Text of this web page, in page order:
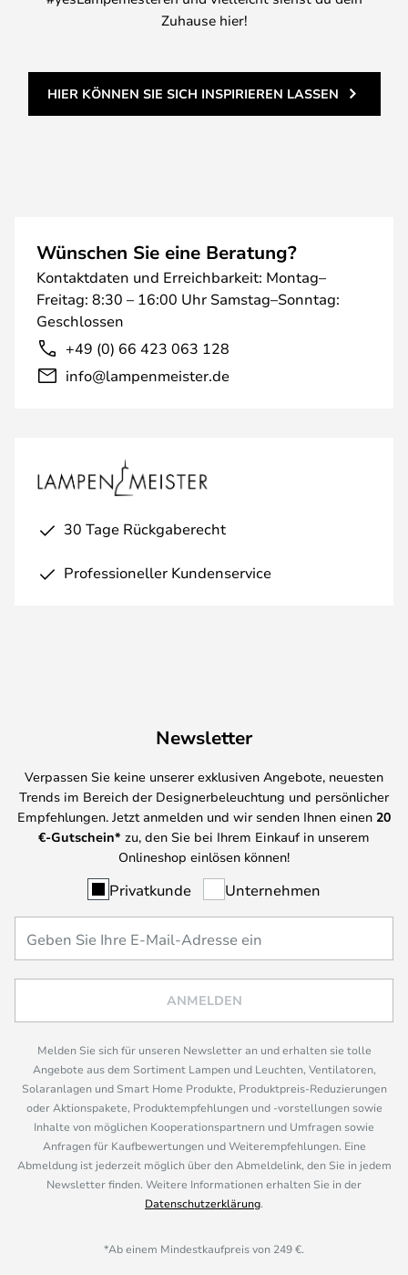
Zuhause hier!
HIER KÖNNEN SIE SICH INSPIRIEREN LASSEN
Wünschen Sie eine Beratung?
Kontaktdaten und Erreichbarkeit: Montag–
Freitag: 8:30 – 16:00 Uhr Samstag–Sonntag:
Geschlossen
+49 (0) 66 423 063 128
info@lampenmeister.de
30 Tage Rückgaberecht
Professioneller Kundenservice
Newsletter
Verpassen Sie keine unserer exklusiven Angebote, neuesten
Trends im Bereich der Designerbeleuchtung und persönlicher
Empfehlungen. Jetzt anmelden und wir senden Ihnen einen 20
€-Gutschein* zu, den Sie bei Ihrem Einkauf in unserem
Onlineshop einlösen können!
Privatkunde Unternehmen
ANMELDEN
Melden Sie sich für unseren Newsletter an und erhalten sie tolle
Angebote aus dem Sortiment Lampen und Leuchten, Ventilatoren,
Solaranlagen und Smart Home Produkte, Produktpreis-Reduzierungen
oder Aktionspakete, Produktempfehlungen und -vorstellungen sowie
Inhalte von möglichen Kooperationspartnern und Umfragen sowie
Anfragen für Kaufbewertungen und Weiterempfehlungen. Eine
Abmeldung ist jederzeit möglich über den Abmeldelink, den Sie in jedem
Newsletter finden. Weitere Informationen erhalten Sie in der
Datenschutzerklärung.
*Ab einem Mindestkaufpreis von 249 €.